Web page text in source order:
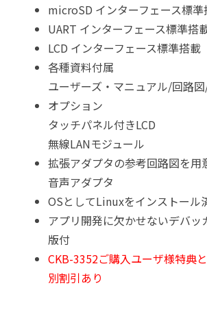
microSD インターフェース標準
UART インターフェース標準搭
LCD インターフェース標準搭載
各種資料付属
ユーザーズ・マニュアル/回路
オプション
タッチパネル付きLCD
無線LANモジュール
拡張アダプタの参考回路図を用
音声アダプタ
OSとしてLinuxをインストール
アプリ開発に欠かせないデバッ
版付
CKB-3352ご購入ユーザ様特典
別割引あり